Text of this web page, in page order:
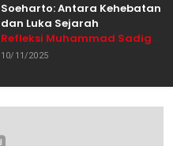
Soeharto: Antara Kehebatan
dan Luka Sejarah
Refleksi Muhammad Sadig
Alhabsyie, Akademisi UIN
Pemerhati Gerakan
10/11/2025